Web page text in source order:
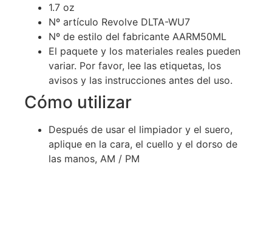
1.7 oz
Nº artículo Revolve DLTA-WU7
Nº de estilo del fabricante AARM50ML
El paquete y los materiales reales pueden
variar. Por favor, lee las etiquetas, los
avisos y las instrucciones antes del uso.
Cómo utilizar
Después de usar el limpiador y el suero,
aplique en la cara, el cuello y el dorso de
las manos, AM / PM